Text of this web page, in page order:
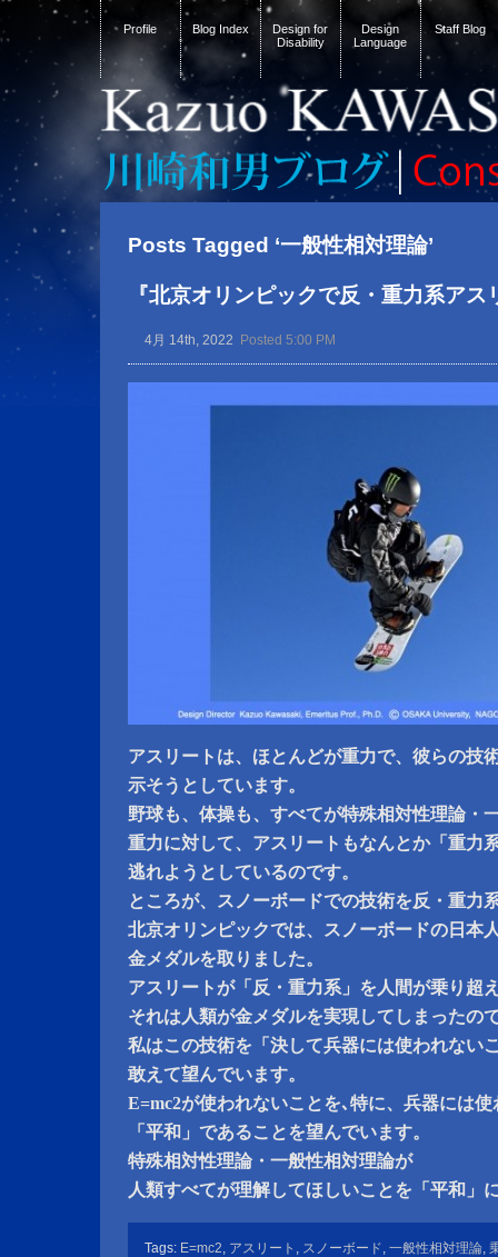
Profile Blog Index
Design for
Disability
Design
Language
Staff Blog
Posts Tagged ‘一般性相対理論’
『北京オリンピックで反・重力系アス
4月 14th, 2022 Posted 5:00 PM
アスリートは、ほとんどが重力で、彼らの技
示そうとしています。
野球も、体操も、すべてが特殊相対性理論・
重力に対して、アスリートもなんとか「重力
逃れようとしているのです。
ところが、スノーボードでの技術を反・重力
北京オリンピックでは、スノーボードの日本
金メダルを取りました。
アスリートが「反・重力系」を人間が乗り超
それは人類が金メダルを実現してしまったの
私はこの技術を「決して兵器には使われない
敢えて望んでいます。
E=mc2が使われないことを､特に、兵器には
「平和」であることを望んでいます。
特殊相対性理論・一般性相対理論が
人類すべてが理解してほしいことを「平和」
Tags: E=mc2, アスリート , スノーボード, 一般性相対理論,